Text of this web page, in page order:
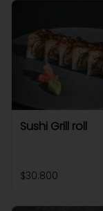
Sushi Grill roll
$30.800